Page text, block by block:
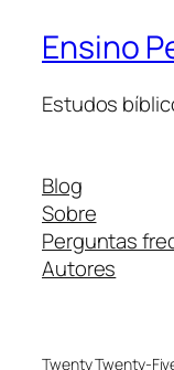
Ensino
Estudos
Blog
Sobre
Perguntas
Autores
Twenty Twenty-